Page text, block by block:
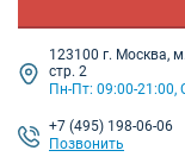
123100 г. Москва,
стр. 2
Пн-Пт: 09:00-21:00,
+7 (495) 198-06-06
Позвонить